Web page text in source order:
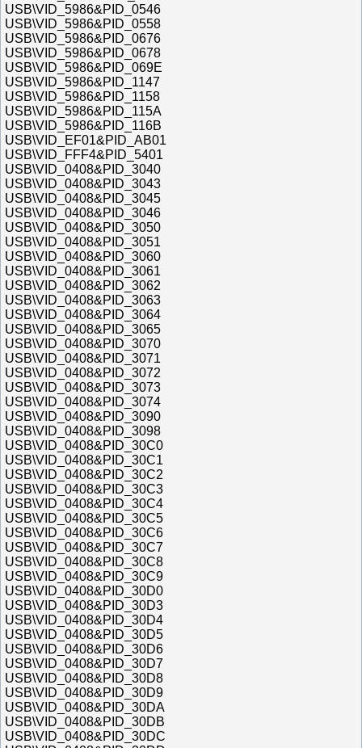
USB\VID_5986&PID_0546
USB\VID_5986&PID_0558
USB\VID_5986&PID_0676
USB\VID_5986&PID_0678
USB\VID_5986&PID_069E
USB\VID_5986&PID_1147
USB\VID_5986&PID_1158
USB\VID_5986&PID_115A
USB\VID_5986&PID_116B
USB\VID_EF01&PID_AB01
USB\VID_FFF4&PID_5401
USB\VID_0408&PID_3040
USB\VID_0408&PID_3043
USB\VID_0408&PID_3045
USB\VID_0408&PID_3046
USB\VID_0408&PID_3050
USB\VID_0408&PID_3051
USB\VID_0408&PID_3060
USB\VID_0408&PID_3061
USB\VID_0408&PID_3062
USB\VID_0408&PID_3063
USB\VID_0408&PID_3064
USB\VID_0408&PID_3065
USB\VID_0408&PID_3070
USB\VID_0408&PID_3071
USB\VID_0408&PID_3072
USB\VID_0408&PID_3073
USB\VID_0408&PID_3074
USB\VID_0408&PID_3090
USB\VID_0408&PID_3098
USB\VID_0408&PID_30C0
USB\VID_0408&PID_30C1
USB\VID_0408&PID_30C2
USB\VID_0408&PID_30C3
USB\VID_0408&PID_30C4
USB\VID_0408&PID_30C5
USB\VID_0408&PID_30C6
USB\VID_0408&PID_30C7
USB\VID_0408&PID_30C8
USB\VID_0408&PID_30C9
USB\VID_0408&PID_30D0
USB\VID_0408&PID_30D3
USB\VID_0408&PID_30D4
USB\VID_0408&PID_30D5
USB\VID_0408&PID_30D6
USB\VID_0408&PID_30D7
USB\VID_0408&PID_30D8
USB\VID_0408&PID_30D9
USB\VID_0408&PID_30DA
USB\VID_0408&PID_30DB
USB\VID_0408&PID_30DC